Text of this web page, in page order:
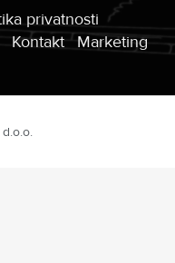
privatnosti
Kontakt Marketing